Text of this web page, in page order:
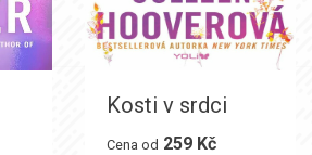
Kosti v srdci
Cena od 259 Kč